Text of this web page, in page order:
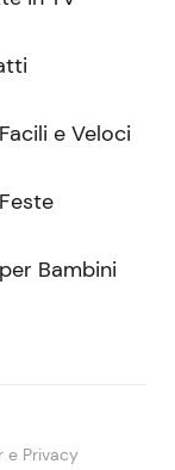
e Veloci
Bambini
e Privacy